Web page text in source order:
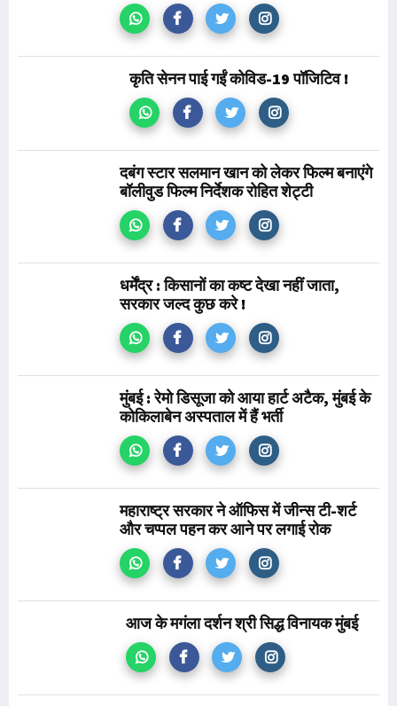
कृति सेनन पाई गईं कोविड-19 पॉजिटिव !
दबंग स्टार सलमान खान को लेकर फिल्म बनाएंगे
बॉलीवुड फिल्म निर्देशक रोहित शेट्टी
धर्मेंद्र : किसानों का कष्ट देखा नहीं जाता,
सरकार जल्द कुछ करे !
मुंबई : रेमो डिसूजा को आया हार्ट अटैक, मुंबई के
कोकिलाबेन अस्पताल में हैं भर्ती
महाराष्ट्र सरकार ने ऑफिस में जीन्स टी-शर्ट
और चप्पल पहन कर आने पर लगाई रोक
आज के मगंला दर्शन श्री सिद्ध विनायक मुंबई